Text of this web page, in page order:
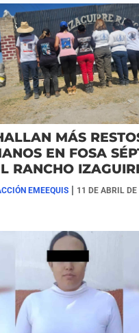
MÁS
EN FOSA
RANCHO
EMEEQUIS | 11 DE ABRIL